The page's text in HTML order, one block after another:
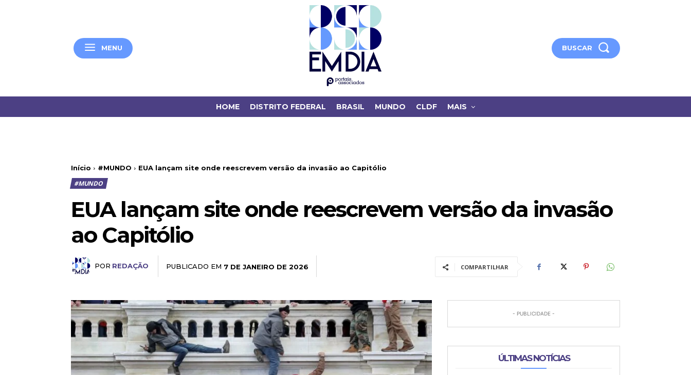
MENU BUSCAR
HOME DISTRITO FEDERAL BRASIL MUNDO CLDF MAIS
Início #MUNDO EUA lançam site onde reescrevem versão da invasão ao Capitólio
#MUNDO
EUA lançam site onde reescrevem versão da invasão
ao Capitólio
POR REDAÇÃO PUBLICADO EM 7 DE JANEIRO DE 2026 COMPARTILHAR
- PUBLICIDADE -
ÚLTIMAS NOTÍCIAS